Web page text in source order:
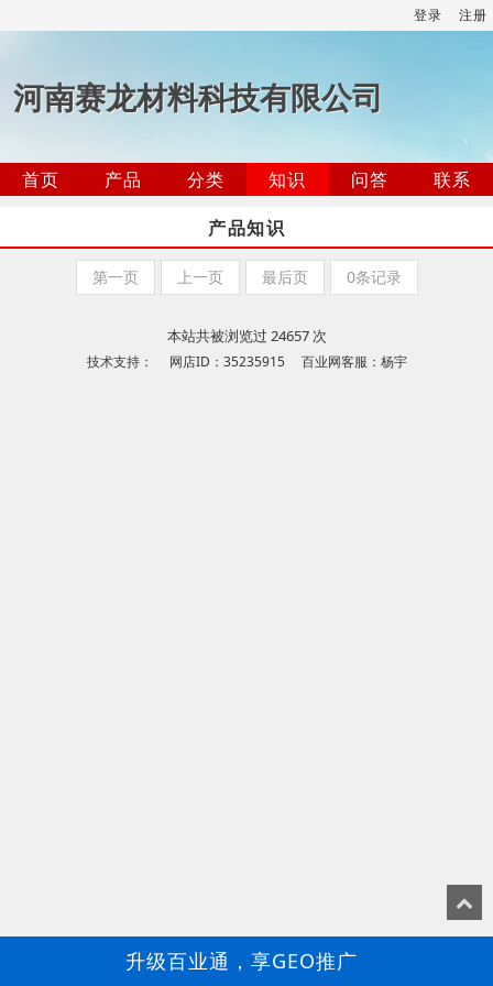
登录 注册
河南赛龙材料科技有限公司
首页 产品 分类 知识 问答
联系
产品知识
第一页 上一页 最后页 0条记录
本站共被浏览过 24657 次
技术支持： 网店ID：35235915 百业网客服：杨宇
升级百业通，享GEO推广